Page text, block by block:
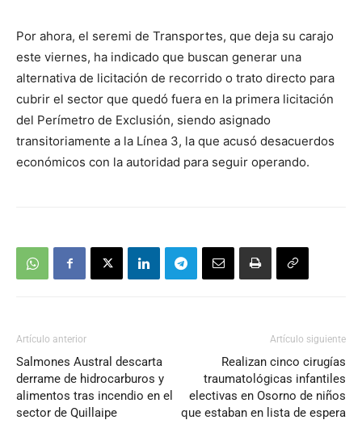
Por ahora, el seremi de Transportes, que deja su carajo
este viernes, ha indicado que buscan generar una
alternativa de licitación de recorrido o trato directo para
cubrir el sector que quedó fuera en la primera licitación
del Perímetro de Exclusión, siendo asignado
transitoriamente a la Línea 3, la que acusó desacuerdos
económicos con la autoridad para seguir operando.
Artículo anterior
Salmones Austral descarta
derrame de hidrocarburos y
alimentos tras incendio en el
sector de Quillaipe
Artículo siguiente
Realizan cinco cirugías
traumatológicas infantiles
electivas en Osorno de niños
que estaban en lista de espera